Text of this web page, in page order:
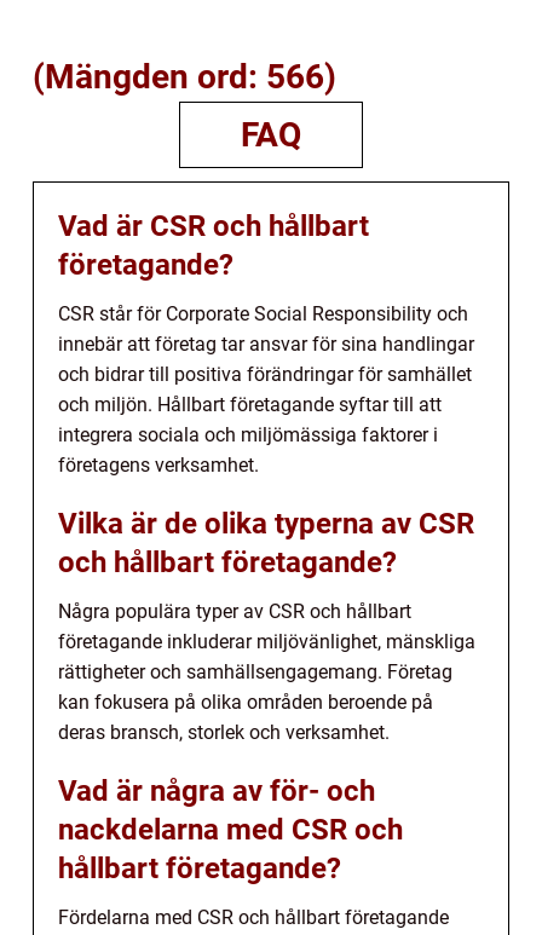
(Mängden ord: 566)
FAQ
Vad är CSR och hållbart
företagande?
CSR står för Corporate Social Responsibility och
innebär att företag tar ansvar för sina handlingar
och bidrar till positiva förändringar för samhället
och miljön. Hållbart företagande syftar till att
integrera sociala och miljömässiga faktorer i
företagens verksamhet.
Vilka är de olika typerna av CSR
och hållbart företagande?
Några populära typer av CSR och hållbart
företagande inkluderar miljövänlighet, mänskliga
rättigheter och samhällsengagemang. Företag
kan fokusera på olika områden beroende på
deras bransch, storlek och verksamhet.
Vad är några av för- och
nackdelarna med CSR och
hållbart företagande?
Fördelarna med CSR och hållbart företagande